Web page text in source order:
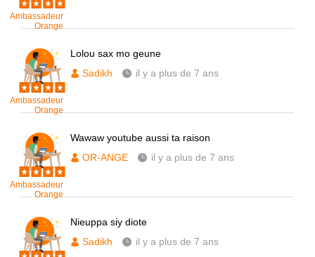
Ambassadeur
Orange
Ambassadeur
Orange
Lolou sax mo geune
Sadikh
il y a plus de 7 ans
Ambassadeur
Orange
Wawaw youtube aussi ta raison
OR-ANGE
il y a plus de 7 ans
Nieuppa siy diote
Sadikh
il y a plus de 7 ans